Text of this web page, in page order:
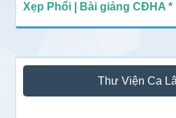
Xẹp Phổi | Bài giảng CĐHA *
Thư Viện Ca